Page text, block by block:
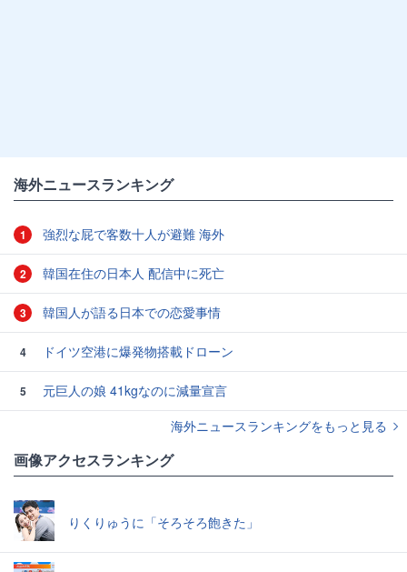
海外ニュースランキング
1 強烈な屁で客数十人が避難 海外
2 韓国在住の日本人 配信中に死亡
3 韓国人が語る日本での恋愛事情
4 ドイツ空港に爆発物搭載ドローン
5
元巨人の娘 41kgなのに減量宣言
海外ニュースランキングをもっと見る
画像アクセスランキング
りくりゅうに「そろそろ飽きた」